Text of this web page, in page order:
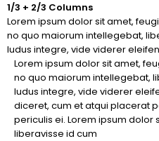
1/3 + 2/3 Columns
Lorem ipsum dolor sit amet,
no quo maiorum intellegebat,
ludus integre, vide viderer
Lorem ipsum dolor sit amet,
no quo maiorum intellegebat,
ludus integre, vide viderer
diceret, cum et atqui placerat
periculis ei. Lorem ipsum dolor
liberavisse id cum